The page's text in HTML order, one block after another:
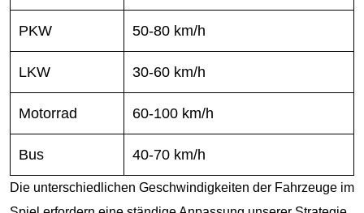
PKW 50-80 km/h
LKW 30-60 km/h
Motorrad 60-100 km/h
Bus 40-70 km/h
Die unterschiedlichen Geschwindigkeiten der Fahrzeuge im